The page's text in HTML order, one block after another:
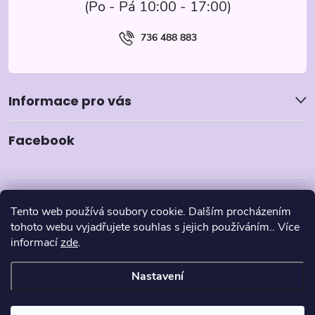
Tento web používá soubory cookie. Dalším procházením
tohoto webu vyjadřujete souhlas s jejich používáním.. Více
informacízde.
Nastavení
736 488 883
Informace pro vás
Facebook
Copyright 2026Pyzamka.cz. Všechna práva vyhrazena.